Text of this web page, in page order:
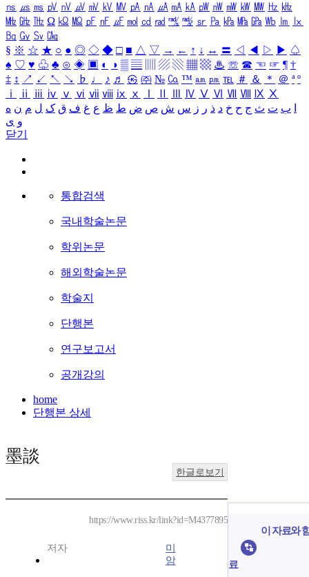
㎱ ㎲ ㎳ ㎴ ㎵ ㎶ ㎷ ㎸ ㎹ ㎀ ㎁ ㎂ ㎃ ㎄ ㎺ ㎻ ㎽ ㎾ ㎿ ㎐ ㎑
㎒ ㎓ ㎔ Ω ㏀ ㏁ ㎊ ㎋ ㎌ ㏖ ㏅ ㎭ ㎮ ㎯ ㏛ ㎩ ㎪ ㎫ ㎬ ㏝ ㏐
㏓
㏃ ㏉ ㏜ ㏆
§ ※ ☆ ★ ○ ● ◎ ◇ ◆ □ ■ △ ▽ → ← ↑ ↓ ↔ 〓 ◁ ◀ ▷ ▶ ♤
♠ ♡ ♥ ♧ ♣ ⊙ ◈ ▣ ◐ ◑ ▒ ▤ ▨ ▧ ▦ ▩ ♨ ☏ ☎ ☜ ☞ ¶ †
‡ ↕ ↗ ↙ ↖ ↘ ♭ ♩ ♪ ♬ ㉿ ㈜ № ㏇ ™ ㏂ ㏘ ℡ ＃ ＆ ＊ ＠ ª º
ⅰ
ⅱ ⅲ ⅳ ⅴ ⅵ ⅶ ⅷ ⅸ ⅹ Ⅳ Ⅴ Ⅵ Ⅶ Ⅷ Ⅸ Ⅹ
ب ت ث ج ح خ د ذ ر ز س ش ص ض ط ظ ع غ ف ق ک ل م ن ه
و ی
닫기
통합검색
국내학술논문
학위논문
해외학술논문
학술지
단행본
연구보고서
공개강의
home
단행본 상세
墨談
한글로보기
https://www.riss.kr/link?id=M4377895
저자
미
암
이 자료와
료